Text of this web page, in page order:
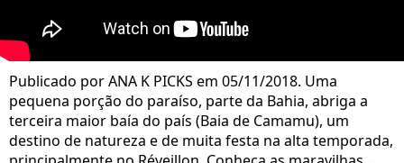
Publicado por ANA K PICKS em 05/11/2018. Uma
pequena porção do paraíso, parte da Bahia, abriga a
terceira maior baía do país (Baia de Camamu), um
destino de natureza e de muita festa na alta temporada,